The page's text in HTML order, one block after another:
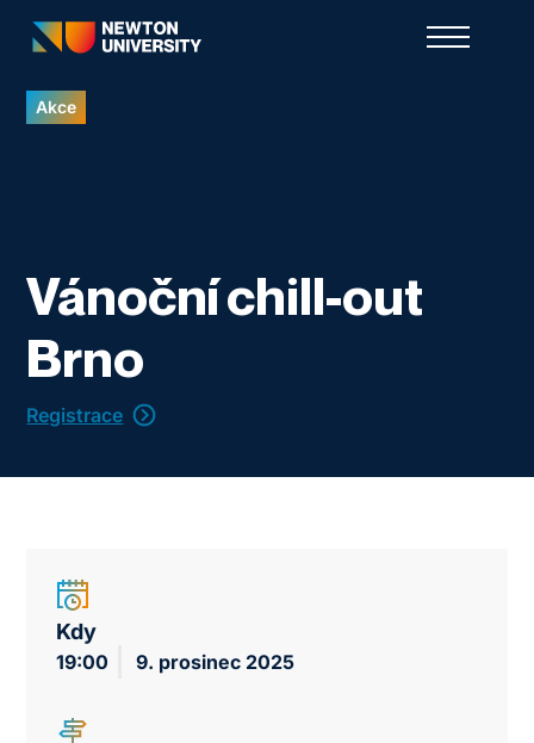
Akce
Vánoční chill-out
Brno
Registrace
Kdy
19:00 9. prosinec 2025